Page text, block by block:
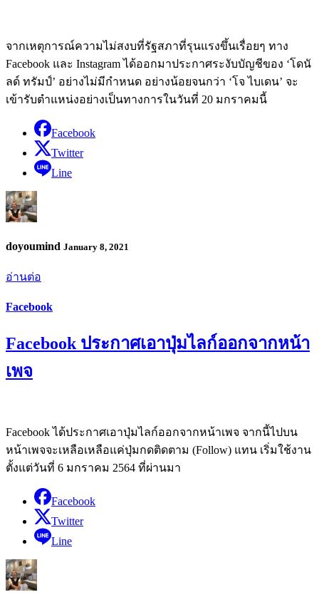
จากเหตุการณ์ความไม่สงบที่รัฐสภาที่รุนแรงขึ้นเรื่อยๆ ทาง
Facebook และ Instagram ได้ออกมาประกาศระงับบัญชีของ ‘โดนั
ลด์ ทรัมป์’ อย่างไม่มีกำหนด อย่างน้อยจนกว่า ‘โจ ไบเดน’ จะ
เข้ารับตำแหน่งอย่างเป็นทางการในวันที่ 20 มกราคมนี้
Facebook
Twitter
Line
doyoumind January 8, 2021
อ่านต่อ
Facebook
Facebook ประกาศเอาปุ่มไลก์ออกจากหน้า
เพจ
Facebook ได้ประกาศเอาปุ่มไลก์ออกจากหน้าเพจ จากนี้ไปบน
หน้าเพจจะเหลือเหลือแค่ปุ่มกดติดตาม (Follow) แทน เริ่มใช้งาน
ตั้งแต่วันที่ 6 มกราคม 2564 ที่ผ่านมา
Facebook
Twitter
Line